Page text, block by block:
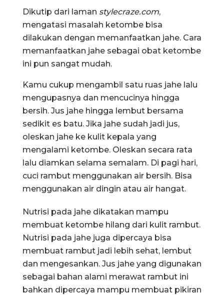
Dikutip dari laman stylecraze.com,
mengatasi masalah ketombe bisa
dilakukan dengan memanfaatkan jahe. Cara
memanfaatkan jahe sebagai obat ketombe
ini pun sangat mudah.
Kamu cukup mengambil satu ruas jahe lalu
mengupasnya dan mencucinya hingga
bersih. Jus jahe hingga lembut bersama
sedikit es batu. Jika jahe sudah jadi jus,
oleskan jahe ke kulit kepala yang
mengalami ketombe. Oleskan secara rata
lalu diamkan selama semalam. Di pagi hari,
cuci rambut menggunakan air bersih. Bisa
menggunakan air dingin atau air hangat.
Nutrisi pada jahe dikatakan mampu
membuat ketombe hilang dari kulit rambut.
Nutrisi pada jahe juga dipercaya bisa
membuat rambut jadi lebih sehat, lembut
dan mengesankan. Jus jahe yang digunakan
sebagai bahan alami merawat rambut ini
bahkan dipercaya mampu membuat pikiran